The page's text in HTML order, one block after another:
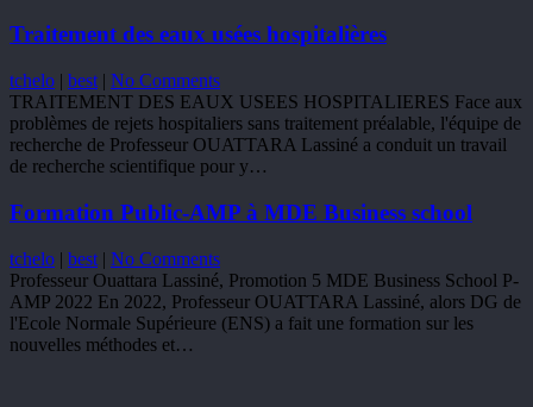
Traitement des eaux usées hospitalières
tchelo | best | No Comments
TRAITEMENT DES EAUX USEES HOSPITALIERES Face aux
problèmes de rejets hospitaliers sans traitement préalable, l'équipe de
recherche de Professeur OUATTARA Lassiné a conduit un travail
de recherche scientifique pour y…
Formation Public-AMP à MDE Business school
tchelo | best | No Comments
Professeur Ouattara Lassiné, Promotion 5 MDE Business School P-
AMP 2022 En 2022, Professeur OUATTARA Lassiné, alors DG de
l'Ecole Normale Supérieure (ENS) a fait une formation sur les
nouvelles méthodes et…